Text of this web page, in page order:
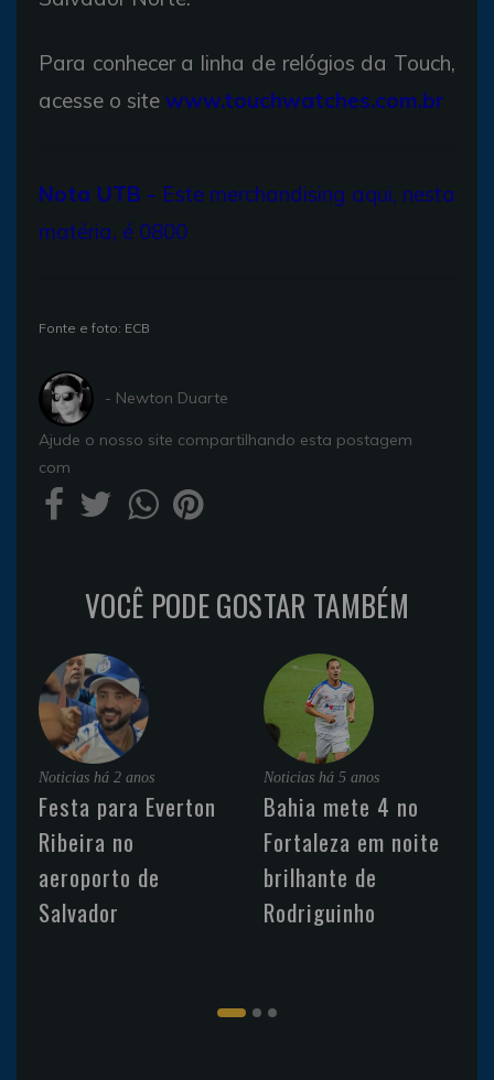
Para conhecer a linha de relógios da Touch,
acesse o site www.touchwatches.com.br
Nota UTB - Este merchandising aqui, nesta
matéria, é 0800
Fonte e foto: ECB
- Newton Duarte
Ajude o nosso site compartilhando esta postagem
com
VOCÊ PODE GOSTAR TAMBÉM
Noticias há 2 anos
Festa para Everton
Ribeira no
aeroporto de
Salvador
Noticias há 5 anos
Bahia mete 4 no
Fortaleza em noite
brilhante de
Rodriguinho